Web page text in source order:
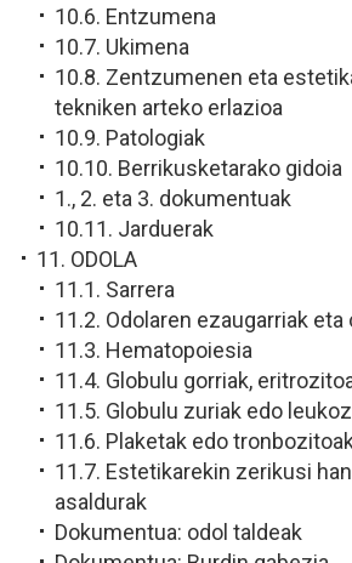
10.6. Entzumena
10.7. Ukimena
10.8. Zentzumenen eta
tekniken arteko erlazioa
10.9. Patologiak
10.10. Berrikusketarako gidoia
1., 2. eta 3. dokumentuak
10.11. Jarduerak
11. ODOLA
11.1. Sarrera
11.2. Odolaren ezaugarriak eta
11.3. Hematopoiesia
11.4. Globulu gorriak,
11.5. Globulu zuriak edo
11.6. Plaketak edo tronbozitoak
11.7. Estetikarekin zerikusi
asaldurak
Dokumentua: odol taldeak